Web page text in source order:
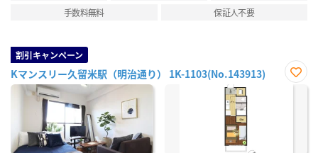
手数料無料
保証人不要
割引キャンペーン
Kマンスリー久留米駅（明治通り） 1K-1103(No.143913)
お気